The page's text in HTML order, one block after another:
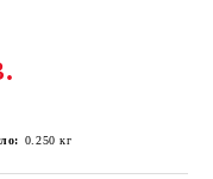
0.250 кг